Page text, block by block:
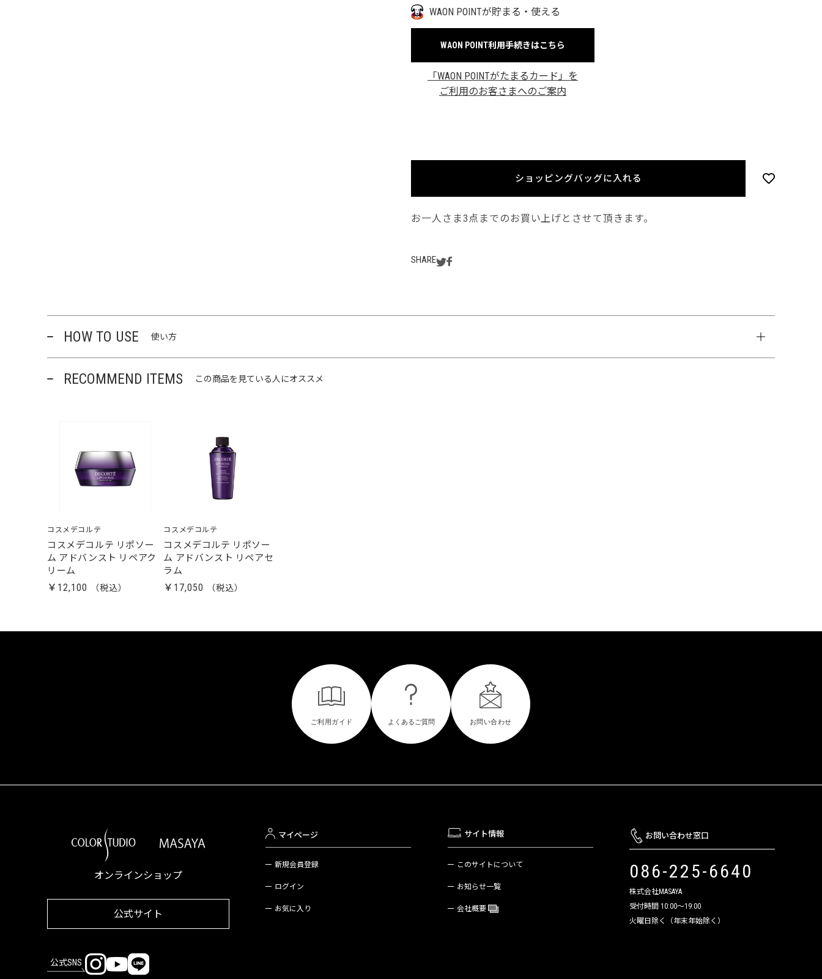
WAON POINTが貯まる・使える
WAON POINT利用手続きはこちら
「WAON POINTがたまるカード」を
ご利用のお客さまへのご案内
ショッピングバッグに入れる
お一人さま3点までのお買い上げとさせて頂きます。
SHARE
HOW TO USE 使い方
RECOMMEND ITEMS この商品を見ている人にオススメ
コスメデコルテ
コスメデコルテ リポソー
ム アドバンスト リペアク
リーム
￥12,100
コスメデコルテ
コスメデコルテ リポソー
ム アドバンスト リペアセ
ラム
￥17,050
オンラインショップ
公式サイト
公式SNS
マイページ
新規会員登録
ログイン
お気に入り
サイト情報
このサイトについて
お知らせ一覧
会社概要
お問い合わせ窓口
086-225-6640
株式会社MASAYA
受付時間 10:00～19:00
火曜日除く（年末年始除く）